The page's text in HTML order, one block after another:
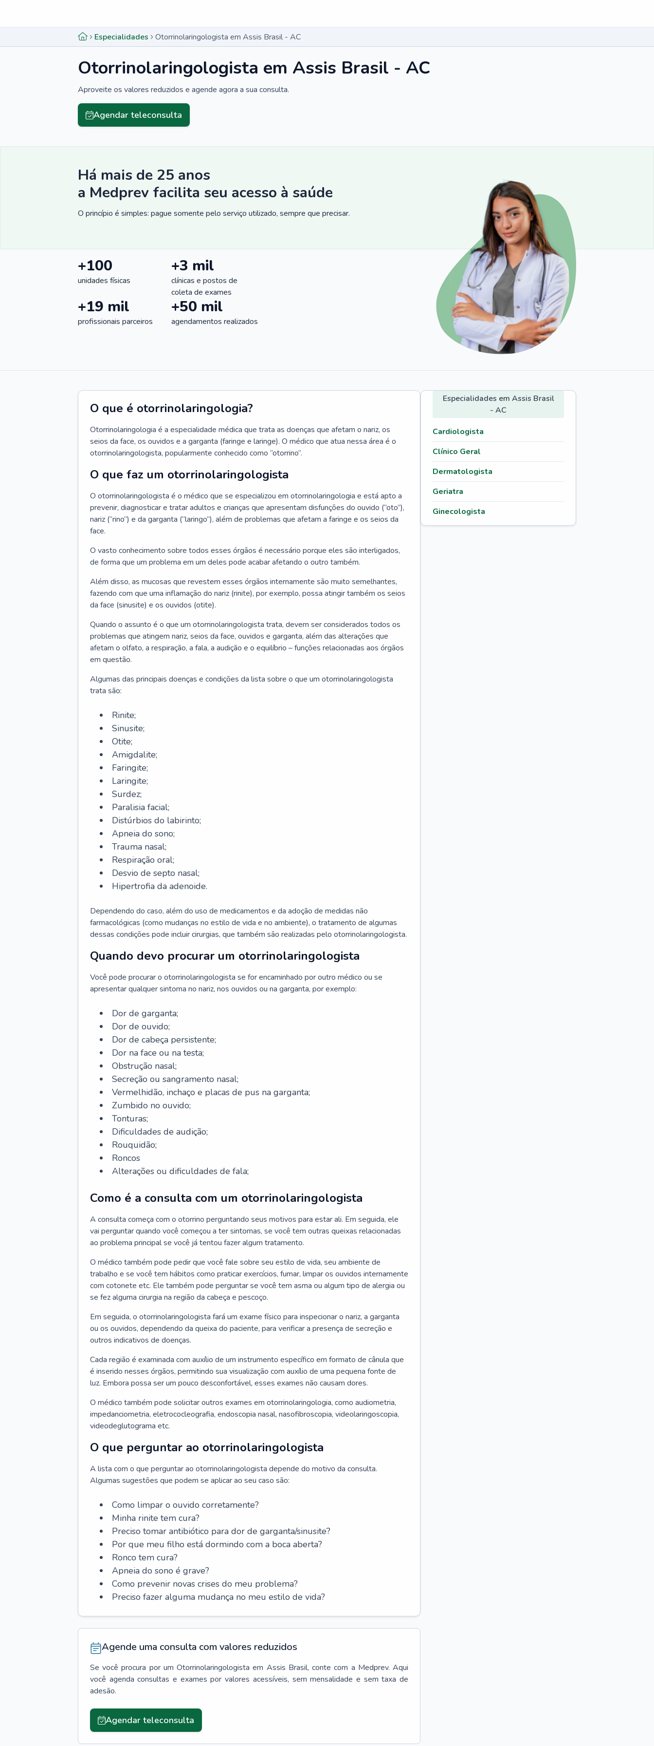
Especialidades Otorrinolaringologista em Assis Brasil - AC
Otorrinolaringologista em Assis Brasil - AC
Aproveite os valores reduzidos e agende agora a sua consulta.
Agendar teleconsulta
Há mais de 25 anos
a Medprev facilita seu acesso à saúde
O princípio é simples: pague somente pelo serviço utilizado, sempre que precisar.
+100
unidades físicas
+3 mil
clínicas e postos de
coleta de exames
+19 mil
profissionais parceiros
+50 mil
agendamentos realizados
O que é otorrinolaringologia?
Otorrinolaringologia é a especialidade médica que trata as doenças que afetam o nariz, os
seios da face, os ouvidos e a garganta (faringe e laringe). O médico que atua nessa área é o
otorrinolaringologista, popularmente conhecido como “otorrino”.
O que faz um otorrinolaringologista
O otorrinolaringologista é o médico que se especializou em otorrinolaringologia e está apto a
prevenir, diagnosticar e tratar adultos e crianças que apresentam disfunções do ouvido (“oto”),
nariz (“rino”) e da garganta (“laringo”), além de problemas que afetam a faringe e os seios da
face.
O vasto conhecimento sobre todos esses órgãos é necessário porque eles são interligados,
de forma que um problema em um deles pode acabar afetando o outro também.
Além disso, as mucosas que revestem esses órgãos internamente são muito semelhantes,
fazendo com que uma inflamação do nariz (rinite), por exemplo, possa atingir também os seios
da face (sinusite) e os ouvidos (otite).
Quando o assunto é o que um otorrinolaringologista trata, devem ser considerados todos os
problemas que atingem nariz, seios da face, ouvidos e garganta, além das alterações que
afetam o olfato, a respiração, a fala, a audição e o equilíbrio – funções relacionadas aos órgãos
em questão.
Algumas das principais doenças e condições da lista sobre o que um otorrinolaringologista
trata são:
Rinite;
Sinusite;
Otite;
Amigdalite;
Faringite;
Laringite;
Surdez;
Paralisia facial;
Distúrbios do labirinto;
Apneia do sono;
Trauma nasal;
Respiração oral;
Desvio de septo nasal;
Hipertrofia da adenoide.
Dependendo do caso, além do uso de medicamentos e da adoção de medidas não
farmacológicas (como mudanças no estilo de vida e no ambiente), o tratamento de algumas
dessas condições pode incluir cirurgias, que também são realizadas pelo otorrinolaringologista.
Quando devo procurar um otorrinolaringologista
Você pode procurar o otorrinolaringologista se for encaminhado por outro médico ou se
apresentar qualquer sintoma no nariz, nos ouvidos ou na garganta, por exemplo:
Dor de garganta;
Dor de ouvido;
Dor de cabeça persistente;
Dor na face ou na testa;
Obstrução nasal;
Secreção ou sangramento nasal;
Vermelhidão, inchaço e placas de pus na garganta;
Zumbido no ouvido;
Tonturas;
Dificuldades de audição;
Rouquidão;
Roncos
Alterações ou dificuldades de fala;
Como é a consulta com um otorrinolaringologista
A consulta começa com o otorrino perguntando seus motivos para estar ali. Em seguida, ele
vai perguntar quando você começou a ter sintomas, se você tem outras queixas relacionadas
ao problema principal se você já tentou fazer algum tratamento.
O médico também pode pedir que você fale sobre seu estilo de vida, seu ambiente de
trabalho e se você tem hábitos como praticar exercícios, fumar, limpar os ouvidos internamente
com cotonete etc. Ele também pode perguntar se você tem asma ou algum tipo de alergia ou
se fez alguma cirurgia na região da cabeça e pescoço.
Em seguida, o otorrinolaringologista fará um exame físico para inspecionar o nariz, a garganta
ou os ouvidos, dependendo da queixa do paciente, para verificar a presença de secreção e
outros indicativos de doenças.
Cada região é examinada com auxílio de um instrumento específico em formato de cânula que
é inserido nesses órgãos, permitindo sua visualização com auxílio de uma pequena fonte de
luz. Embora possa ser um pouco desconfortável, esses exames não causam dores.
O médico também pode solicitar outros exames em otorrinolaringologia, como audiometria,
impedanciometria, eletrococleografia, endoscopia nasal, nasofibroscopia, videolaringoscopia,
videodeglutograma etc.
O que perguntar ao otorrinolaringologista
A lista com o que perguntar ao otorrinolaringologista depende do motivo da consulta.
Algumas sugestões que podem se aplicar ao seu caso são:
Como limpar o ouvido corretamente?
Minha rinite tem cura?
Preciso tomar antibiótico para dor de garganta/sinusite?
Por que meu filho está dormindo com a boca aberta?
Ronco tem cura?
Apneia do sono é grave?
Como prevenir novas crises do meu problema?
Preciso fazer alguma mudança no meu estilo de vida?
Agende uma consulta com valores reduzidos
Se você procura por um Otorrinolaringologista em Assis Brasil, conte com a Medprev. Aqui
você agenda consultas e exames por valores acessíveis, sem mensalidade e sem taxa de
adesão.
Agendar teleconsulta
Especialidades em Assis Brasil
- AC
Cardiologista
Clínico Geral
Dermatologista
Geriatra
Ginecologista